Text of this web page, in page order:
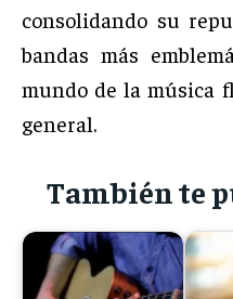
consolidando su
bandas más
mundo de la música
general.
También te